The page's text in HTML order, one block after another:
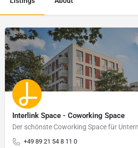
Interlink Space - Coworking Space
+49 89 21 54 8 11 0